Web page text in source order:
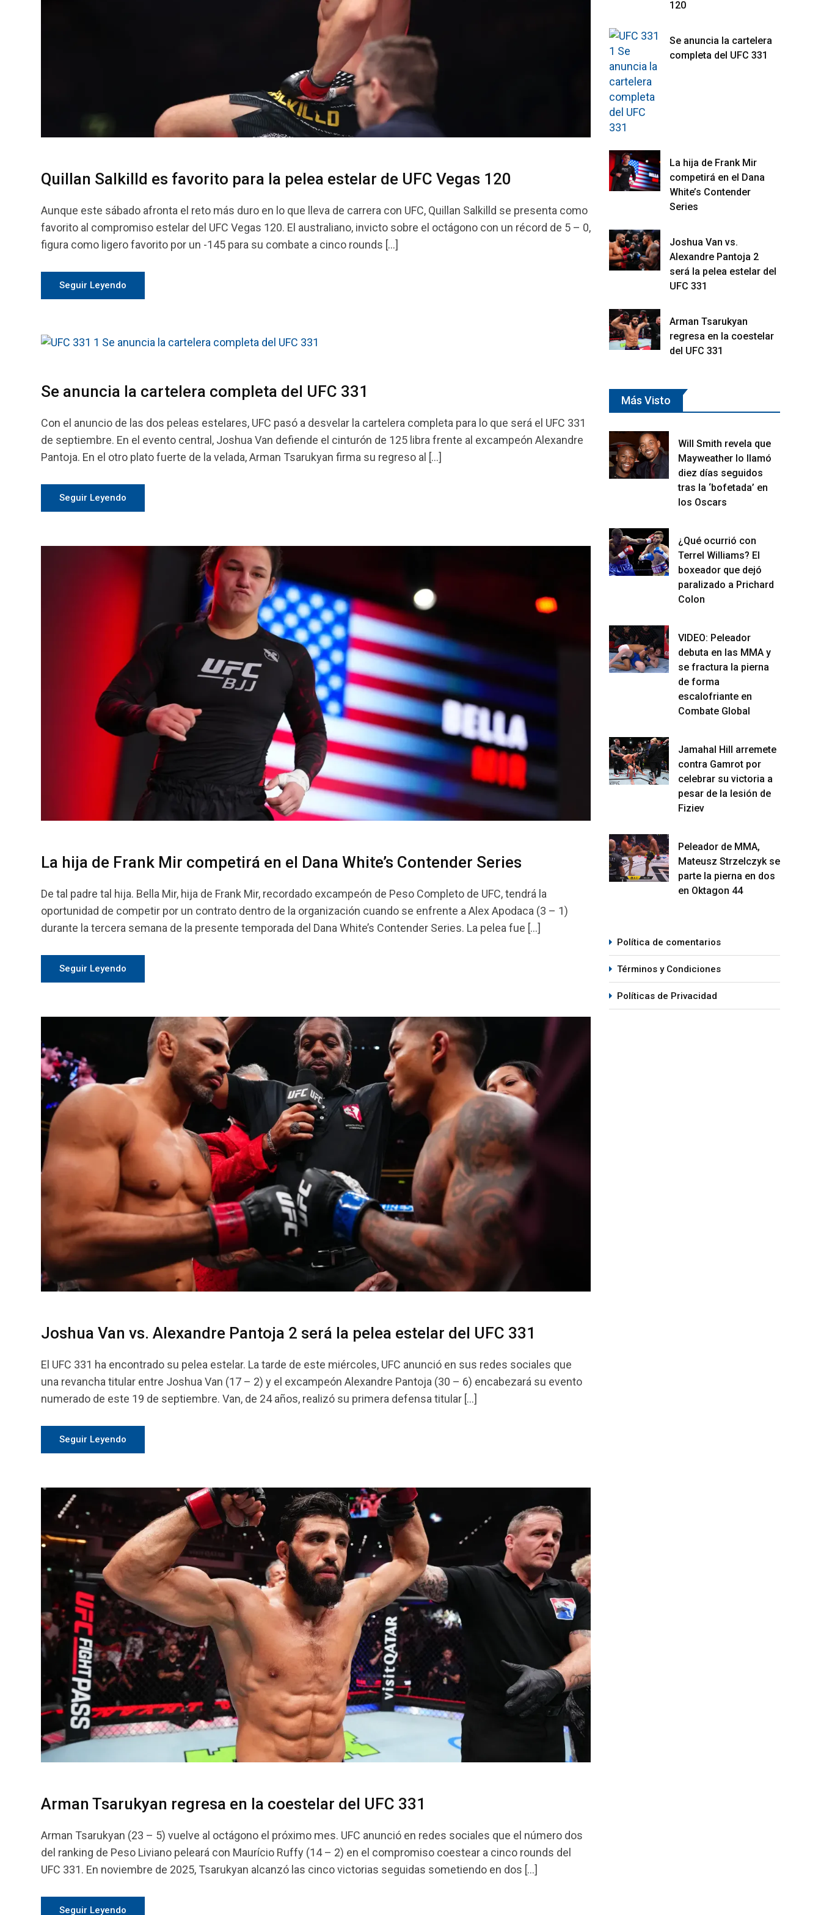
Quillan Salkilld es favorito para la pelea estelar de UFC Vegas 120
Aunque este sábado afronta el reto más duro en lo que lleva de carrera con UFC, Quillan Salkilld se presenta como
favorito al compromiso estelar del UFC Vegas 120. El australiano, invicto sobre el octágono con un récord de 5 – 0,
figura como ligero favorito por un -145 para su combate a cinco rounds […]
Seguir Leyendo
Se anuncia la cartelera completa del UFC 331
Con el anuncio de las dos peleas estelares, UFC pasó a desvelar la cartelera completa para lo que será el UFC 331
de septiembre. En el evento central, Joshua Van defiende el cinturón de 125 libra frente al excampeón Alexandre
Pantoja. En el otro plato fuerte de la velada, Arman Tsarukyan firma su regreso al […]
Seguir Leyendo
La hija de Frank Mir competirá en el Dana White’s Contender Series
De tal padre tal hija. Bella Mir, hija de Frank Mir, recordado excampeón de Peso Completo de UFC, tendrá la
oportunidad de competir por un contrato dentro de la organización cuando se enfrente a Alex Apodaca (3 – 1)
durante la tercera semana de la presente temporada del Dana White’s Contender Series. La pelea fue […]
Seguir Leyendo
Joshua Van vs. Alexandre Pantoja 2 será la pelea estelar del UFC 331
El UFC 331 ha encontrado su pelea estelar. La tarde de este miércoles, UFC anunció en sus redes sociales que
una revancha titular entre Joshua Van (17 – 2) y el excampeón Alexandre Pantoja (30 – 6) encabezará su evento
numerado de este 19 de septiembre. Van, de 24 años, realizó su primera defensa titular […]
Seguir Leyendo
Arman Tsarukyan regresa en la coestelar del UFC 331
Arman Tsarukyan (23 – 5) vuelve al octágono el próximo mes. UFC anunció en redes sociales que el número dos
del ranking de Peso Liviano peleará con Maurício Ruffy (14 – 2) en el compromiso coestear a cinco rounds del
UFC 331. En noviembre de 2025, Tsarukyan alcanzó las cinco victorias seguidas sometiendo en dos […]
Seguir Leyendo
120
Se anuncia la cartelera
completa del UFC 331
La hija de Frank Mir
competirá en el Dana
White’s Contender
Series
Joshua Van vs.
Alexandre Pantoja 2
será la pelea estelar del
UFC 331
Arman Tsarukyan
regresa en la coestelar
del UFC 331
Más Visto
Will Smith revela que
Mayweather lo llamó
diez días seguidos
tras la ‘bofetada’ en
los Oscars
¿Qué ocurrió con
Terrel Williams? El
boxeador que dejó
paralizado a Prichard
Colon
VIDEO: Peleador
debuta en las MMA y
se fractura la pierna
de forma
escalofriante en
Combate Global
Jamahal Hill arremete
contra Gamrot por
celebrar su victoria a
pesar de la lesión de
Fiziev
Peleador de MMA,
Mateusz Strzelczyk se
parte la pierna en dos
en Oktagon 44
Política de comentarios
Términos y Condiciones
Políticas de Privacidad